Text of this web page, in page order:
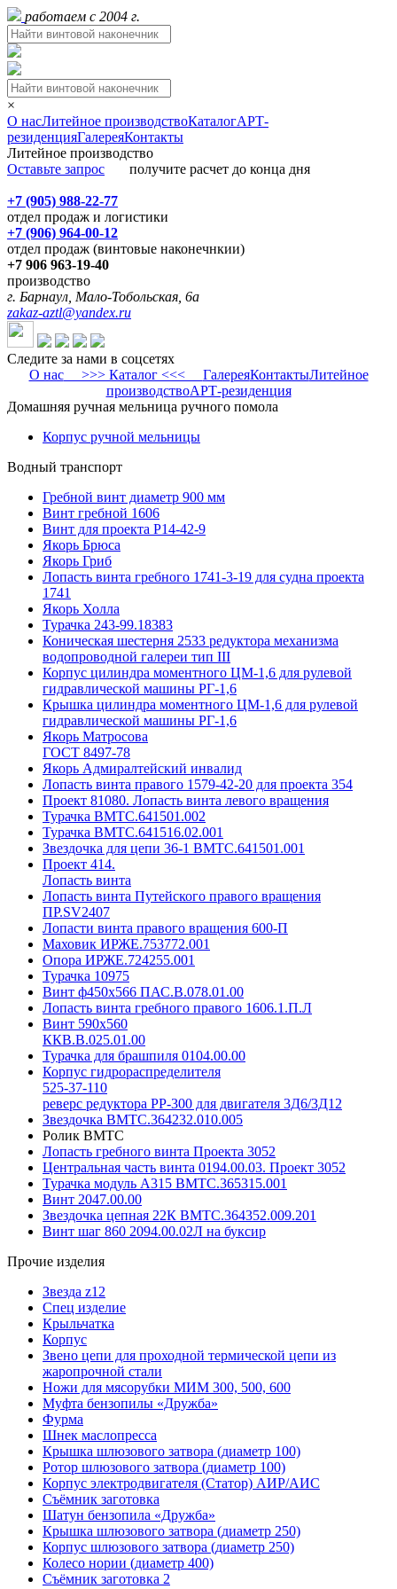
работаем с 2004 г.
×
О насЛитейное производствоКаталогАРТ-
резиденцияГалереяКонтакты
Литейное производство
Оставьте запрос получите расчет до конца дня
+7 (905) 988-22-77
отдел продаж и логистики
+7 (906) 964-00-12
отдел продаж (винтовые наконечнкии)
+7 906 963-19-40
производство
г. Барнаул, Мало-Тобольская, 6а
zakaz-aztl@yandex.ru
Следите за нами в соцсетях
О нас>>> Каталог <<< ГалереяКонтактыЛитейное
производствоАРТ-резиденция
Домашняя ручная мельница ручного помола
Корпус ручной мельницы
Водный транспорт
Гребной винт диаметр 900 мм
Винт гребной 1606
Винт для проекта Р14-42-9
Якорь Брюса
Якорь Гриб
Лопасть винта гребного 1741-3-19 для судна проекта
1741
Якорь Холла
Турачка 243-99.18383
Коническая шестерня 2533 редуктора механизма
водопроводной галереи тип III
Корпус цилиндра моментного ЦМ-1,6 для рулевой
гидравлической машины РГ-1,6
Крышка цилиндра моментного ЦМ-1,6 для рулевой
гидравлической машины РГ-1,6
Якорь Матросова
ГОСТ 8497-78
Якорь Адмиралтейский инвалид
Лопасть винта правого 1579-42-20 для проекта 354
Проект 81080. Лопасть винта левого вращения
Турачка ВМТС.641501.002
Турачка ВМТС.641516.02.001
Звездочка для цепи 36-1 ВМТС.641501.001
Проект 414.
Лопасть винта
Лопасть винта Путейского правого вращения
ПР.SV2407
Лопасти винта правого вращения 600-П
Маховик ИРЖЕ.753772.001
Опора ИРЖЕ.724255.001
Турачка 10975
Винт ф450х566 ПАС.В.078.01.00
Лопасть винта гребного правого 1606.1.П.Л
Винт 590х560
ККВ.В.025.01.00
Турачка для брашпиля 0104.00.00
Корпус гидрораспределителя
525-37-110
реверс редуктора РР-300 для двигателя 3Д6/3Д12
Звездочка ВМТС.364232.010.005
Ролик ВМТС
Лопасть гребного винта Проекта 3052
Центральная часть винта 0194.00.03. Проект 3052
Турачка модуль А315 ВМТС.365315.001
Винт 2047.00.00
Звездочка цепная 22К ВМТС.364352.009.201
Винт шаг 860 2094.00.02Л на буксир
Прочие изделия
Звезда z12
Спец изделие
Крыльчатка
Корпус
Звено цепи для проходной термической цепи из
жаропрочной стали
Ножи для мясорубки МИМ 300, 500, 600
Муфта бензопилы «Дружба»
Фурма
Шнек маслопресса
Крышка шлюзового затвора (диаметр 100)
Ротор шлюзового затвора (диаметр 100)
Корпус электродвигателя (Статор) АИР/АИС
Съёмник заготовка
Шатун бензопила «Дружба»
Крышка шлюзового затвора (диаметр 250)
Корпус шлюзового затвора (диаметр 250)
Колесо нории (диаметр 400)
Съёмник заготовка 2